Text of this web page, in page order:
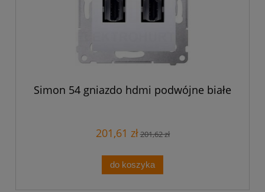
Simon 54 gniazdo hdmi podwójne białe
201,61 zł201,62 zł
do koszyka